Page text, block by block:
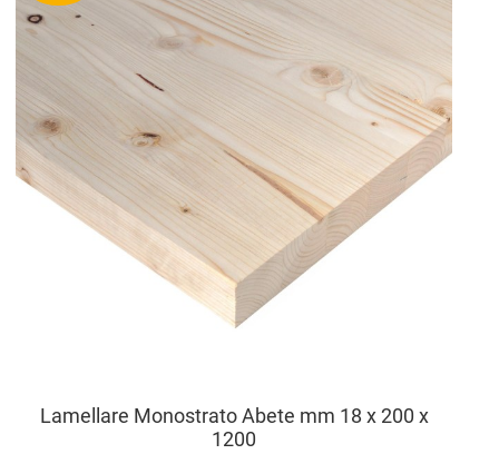
Lamellare Monostrato Abete mm 18 x 200 x
1200